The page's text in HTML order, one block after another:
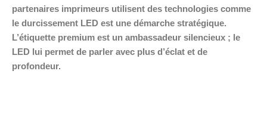
partenaires imprimeurs utilisent des technologies comme
le durcissement LED est une démarche stratégique.
L’étiquette premium est un ambassadeur silencieux ; le
LED lui permet de parler avec plus d’éclat et de
profondeur.